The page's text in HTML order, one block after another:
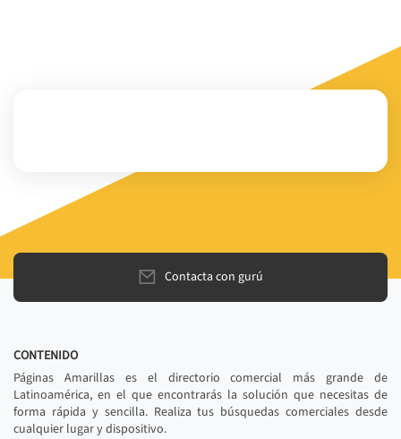
Contacta con gurú
CONTENIDO
Páginas Amarillas es el directorio comercial más grande de
Latinoamérica, en el que encontrarás la solución que necesitas de
forma rápida y sencilla. Realiza tus búsquedas comerciales desde
cualquier lugar y dispositivo.